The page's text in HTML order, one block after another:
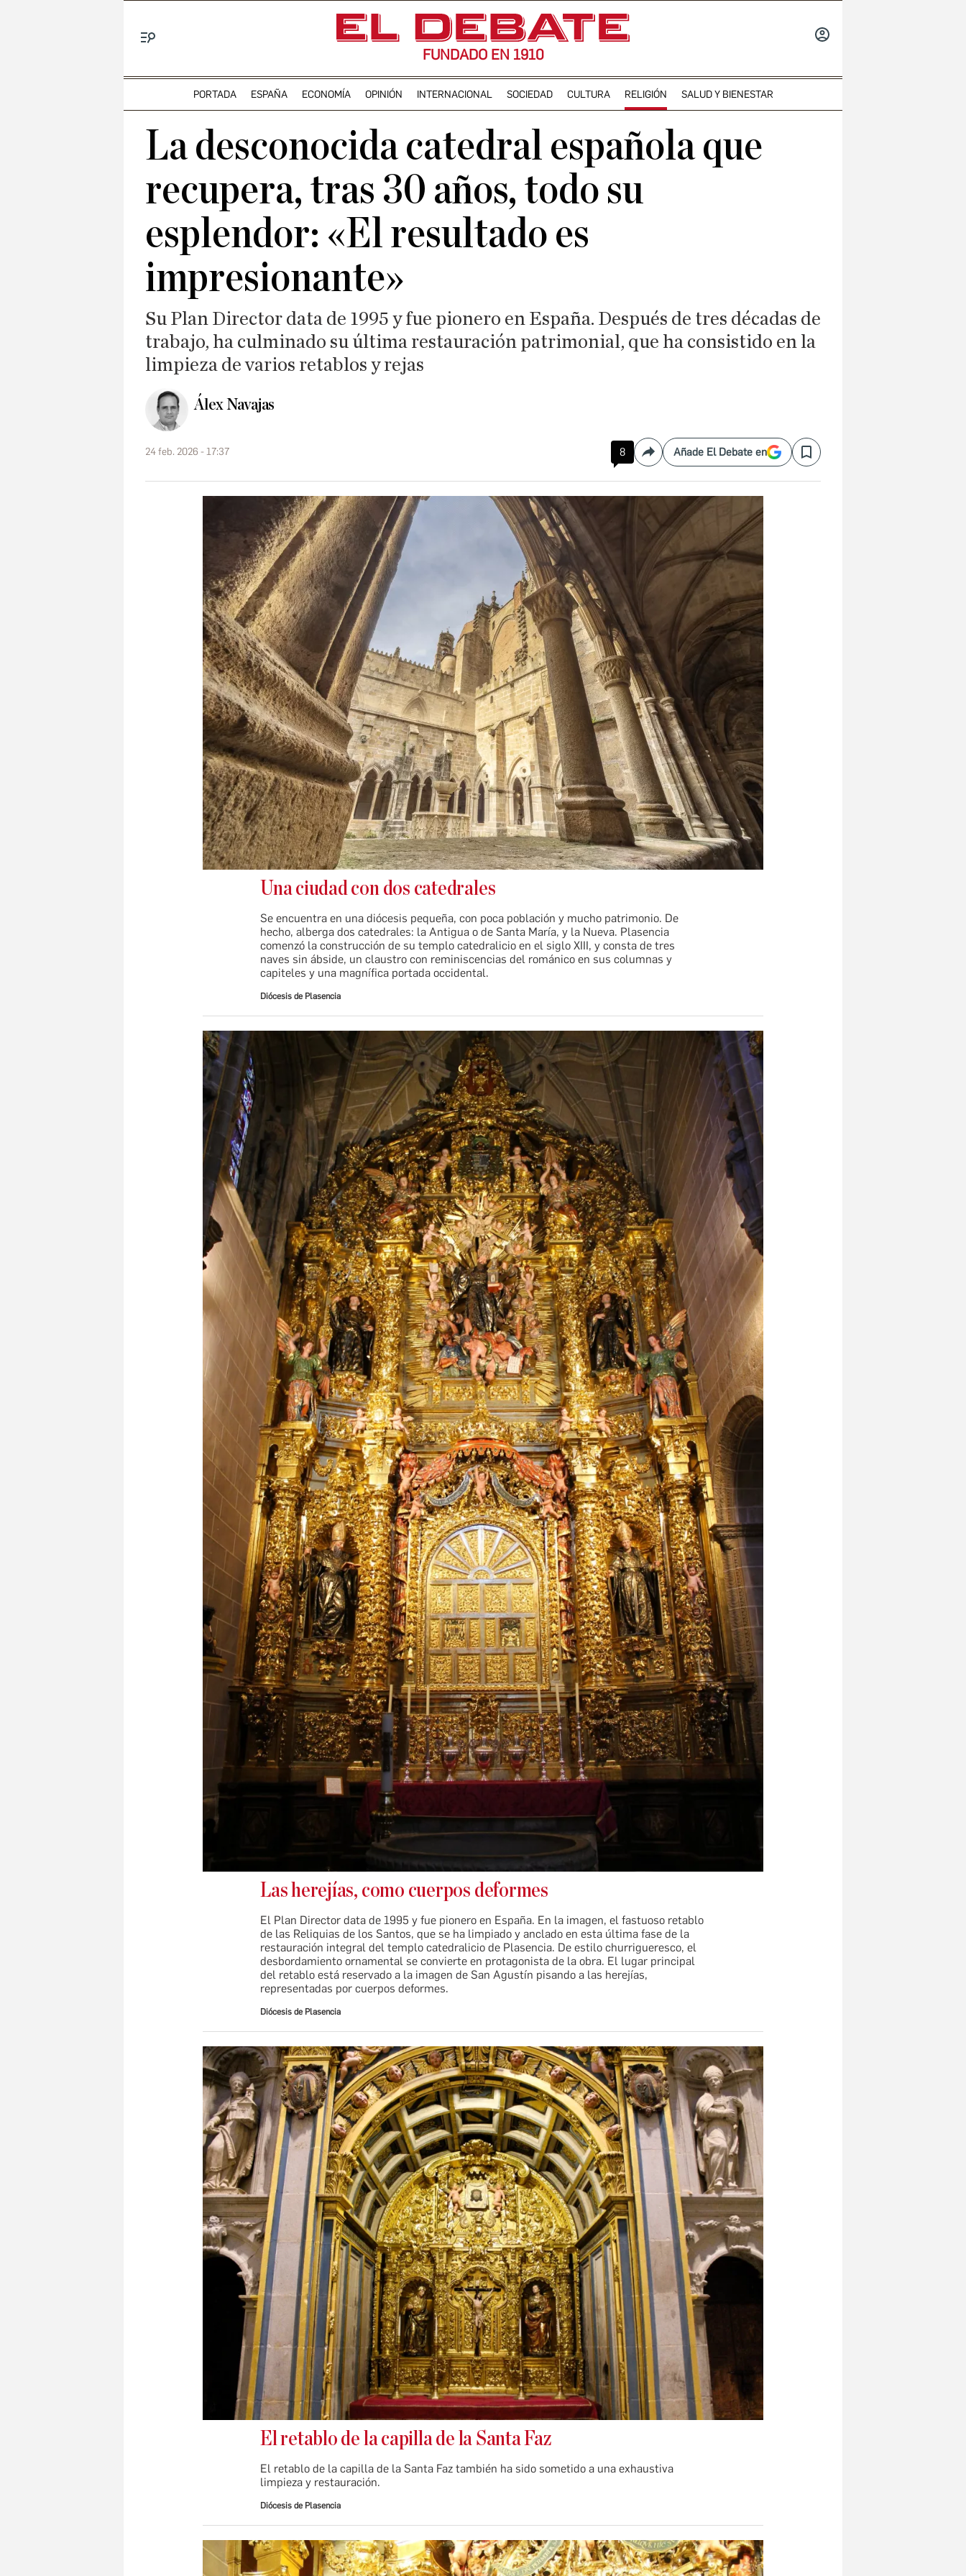
FUNDADO EN 1910
PORTADA ESPAÑA ECONOMÍA OPINIÓN INTERNACIONAL SOCIEDAD CULTURA RELIGIÓN SALUD Y BIENESTAR
La desconocida catedral española que
recupera, tras 30 años, todo su
esplendor: «El resultado es
impresionante»
Su Plan Director data de 1995 y fue pionero en España. Después de tres décadas de
trabajo, ha culminado su última restauración patrimonial, que ha consistido en la
limpieza de varios retablos y rejas
Álex Navajas
24 feb. 2026 - 17:37 8 CompartirAñade El Debate en Save
Una ciudad con dos catedrales
Se encuentra en una diócesis pequeña, con poca población y mucho patrimonio. De
hecho, alberga dos catedrales: la Antigua o de Santa María, y la Nueva. Plasencia
comenzó la construcción de su templo catedralicio en el siglo XIII, y consta de tres
naves sin ábside, un claustro con reminiscencias del románico en sus columnas y
capiteles y una magnífica portada occidental.
Diócesis de Plasencia
Las herejías, como cuerpos deformes
El Plan Director data de 1995 y fue pionero en España. En la imagen, el fastuoso retablo
de las Reliquias de los Santos, que se ha limpiado y anclado en esta última fase de la
restauración integral del templo catedralicio de Plasencia. De estilo churrigueresco, el
desbordamiento ornamental se convierte en protagonista de la obra. El lugar principal
del retablo está reservado a la imagen de San Agustín pisando a las herejías,
representadas por cuerpos deformes.
Diócesis de Plasencia
El retablo de la capilla de la Santa Faz
El retablo de la capilla de la Santa Faz también ha sido sometido a una exhaustiva
limpieza y restauración.
Diócesis de Plasencia